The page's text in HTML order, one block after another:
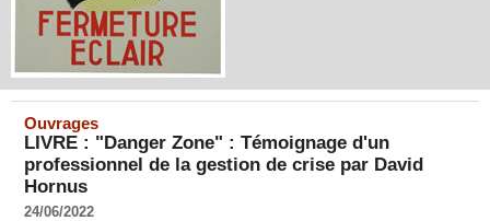
Ouvrages
LIVRE : "Danger Zone" : Témoignage d'un
professionnel de la gestion de crise par David
Hornus
24/06/2022